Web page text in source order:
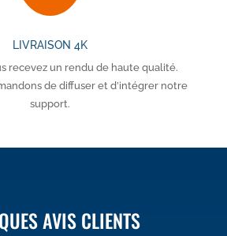
LIVRAISON 4K
recevez un rendu de haute qualité.
de diffuser et d’intégrer notre
support.
AVIS CLIENTS